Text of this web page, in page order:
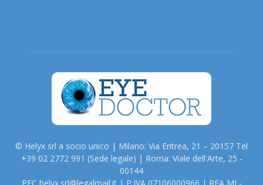
© Helyx srl a socio unico | Milano: Via Eritrea, 21 – 20157 Tel
+39 02 2772 991 (Sede legale) | Roma: Viale dell'Arte, 25 -
00144
PEC helyx.srl@legalmail.it | P.IVA 07106000966 | REA MI -